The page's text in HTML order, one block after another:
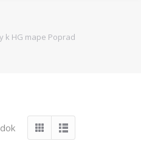
k HG mape Poprad